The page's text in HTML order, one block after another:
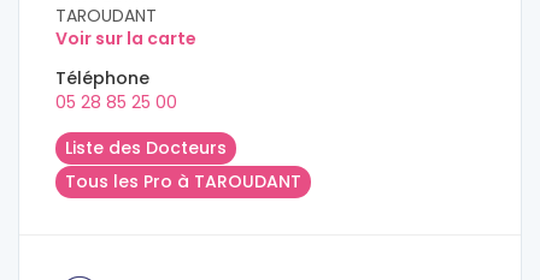
TAROUDANT
Voir sur la carte
Téléphone
05 28 85 25 00
Liste des Docteurs
Tous les Pro à TAROUDANT